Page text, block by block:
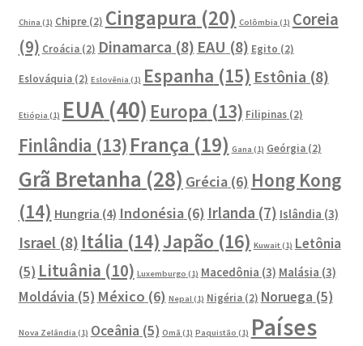
China (1) Chipre(2) Cingapura (20) Colômbia (1) Coreia
(9) Croácia(2) Dinamarca (8) EAU (8) Egito (2)
Eslováquia(2) Eslovênia (1) Espanha (15) Estônia (8)
Etiópia (1) EUA(40) Europa (13) Filipinas(2)
Finlândia (13) França (19) Gana (1) Geórgia(2)
Grã Bretanha (28) Grécia(6) Hong Kong
(14) Hungria (4) Indonésia(6) Irlanda (7) Islândia (3)
Israel(8) Itália (14)Japão (16) Kuwait(1) Letônia
(5) Lituânia (10) Luxemburgo (1) Macedônia (3) Malásia (3)
Moldávia (5) México (6) Nepal(1) Nigéria(2) Noruega (5)
Nova Zelândia (1) Oceânia (5) Omã (1) Paquistão (1) Países